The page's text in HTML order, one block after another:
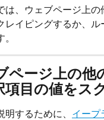
、ウェブページ上
レイピングするか、
ページ上の他
項目の値をス
するために、 イープ